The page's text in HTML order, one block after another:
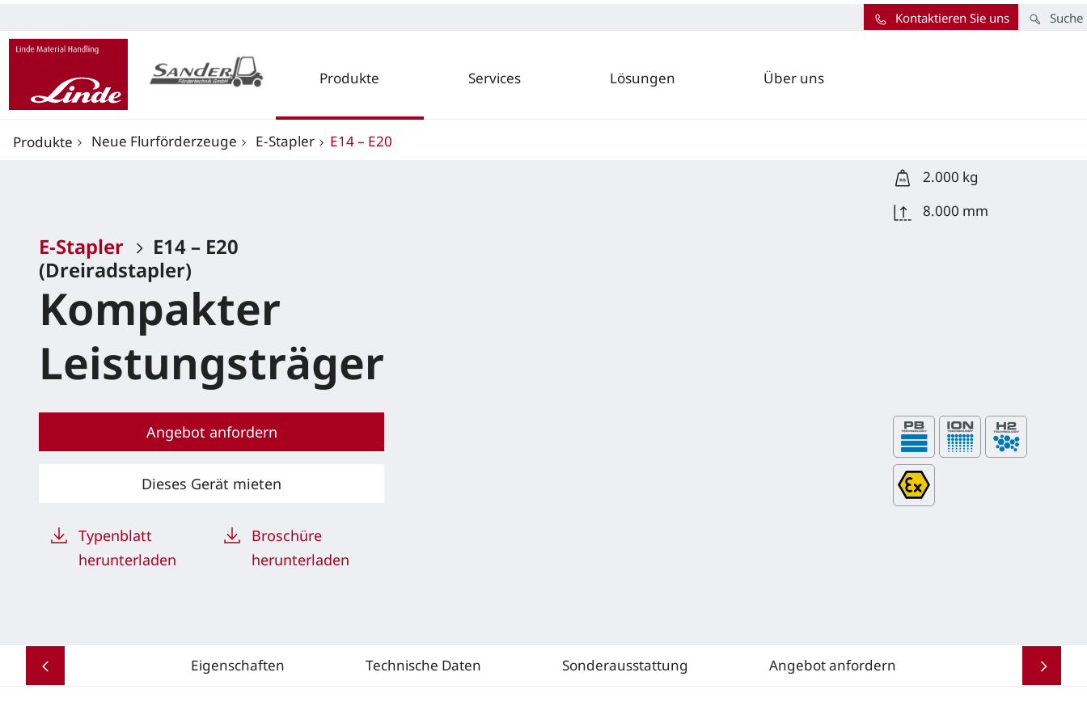
Produkte Services Lösungen Über uns
Suche
Kontaktieren Sie uns
Produkte Neue Flurförderzeuge E-Stapler
E14 – E20
2.000 kg
8.000 mm
E-Stapler
E14 – E20
(Dreiradstapler)
Kompakter
Leistungsträger
Angebot anfordern
Dieses Gerät mieten
Typenblatt
herunterladen
Broschüre
herunterladen
Eigenschaften Technische Daten Sonderausstattung Angebot anfordern